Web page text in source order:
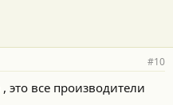
#10
это все производители